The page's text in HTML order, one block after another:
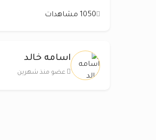
1050 مشاهدات
اسامه خالد
عضو منذ شهرين